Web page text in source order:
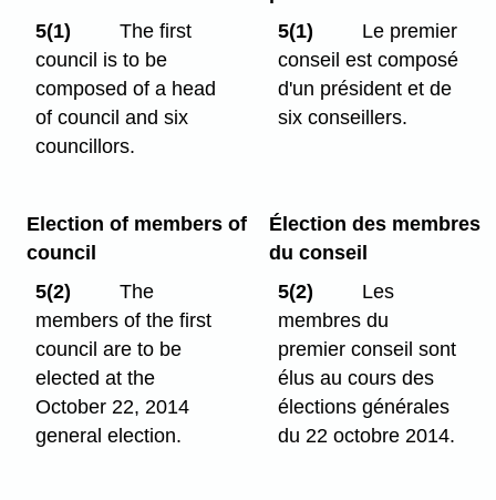
5(1)
The first
council is to be
composed of a head
of council and six
councillors.
5(1)
Le premier
conseil est composé
d'un président et de
six conseillers.
Election of members of
council
5(2)
The
members of the first
council are to be
elected at the
October 22, 2014
general election.
Élection des membres
du conseil
5(2)
Les
membres du
premier conseil sont
élus au cours des
élections générales
du 22 octobre 2014.